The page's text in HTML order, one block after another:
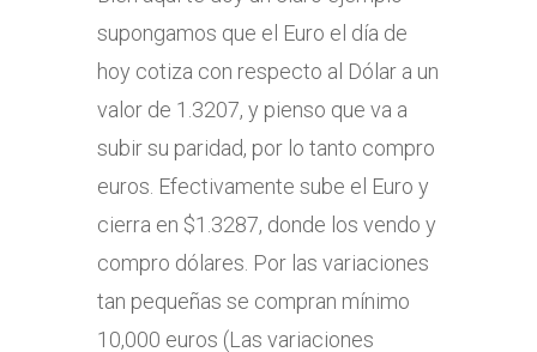
supongamos que el Euro el día de
hoy cotiza con respecto al Dólar a un
valor de 1.3207, y pienso que va a
subir su paridad, por lo tanto compro
euros. Efectivamente sube el Euro y
cierra en $1.3287, donde los vendo y
compro dólares. Por las variaciones
tan pequeñas se compran mínimo
10,000 euros (Las variaciones